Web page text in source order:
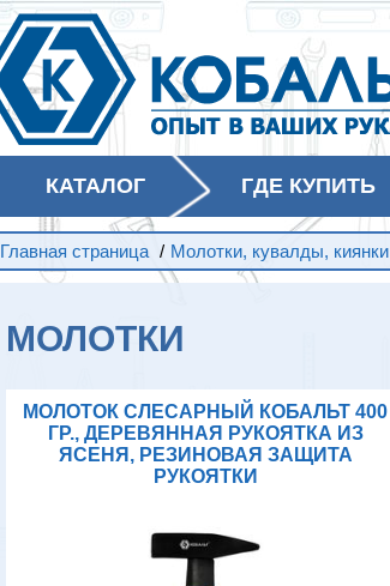
КАТАЛОГ ГДЕ КУПИТЬ
Главная страница / Молотки, кувалды, киянки
МОЛОТКИ
МОЛОТОК СЛЕСАРНЫЙ КОБАЛЬТ 400
ГР., ДЕРЕВЯННАЯ РУКОЯТКА ИЗ
ЯСЕНЯ, РЕЗИНОВАЯ ЗАЩИТА
РУКОЯТКИ